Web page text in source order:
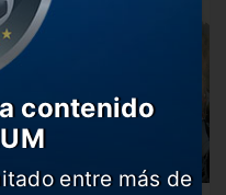
contenido
entre más de